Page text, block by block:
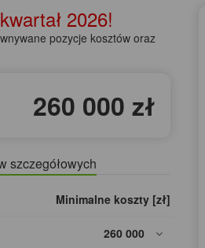
2026!
pozycje kosztów oraz
260 000 zł
szczegółowych
Minimalne koszty [zł]
260 000